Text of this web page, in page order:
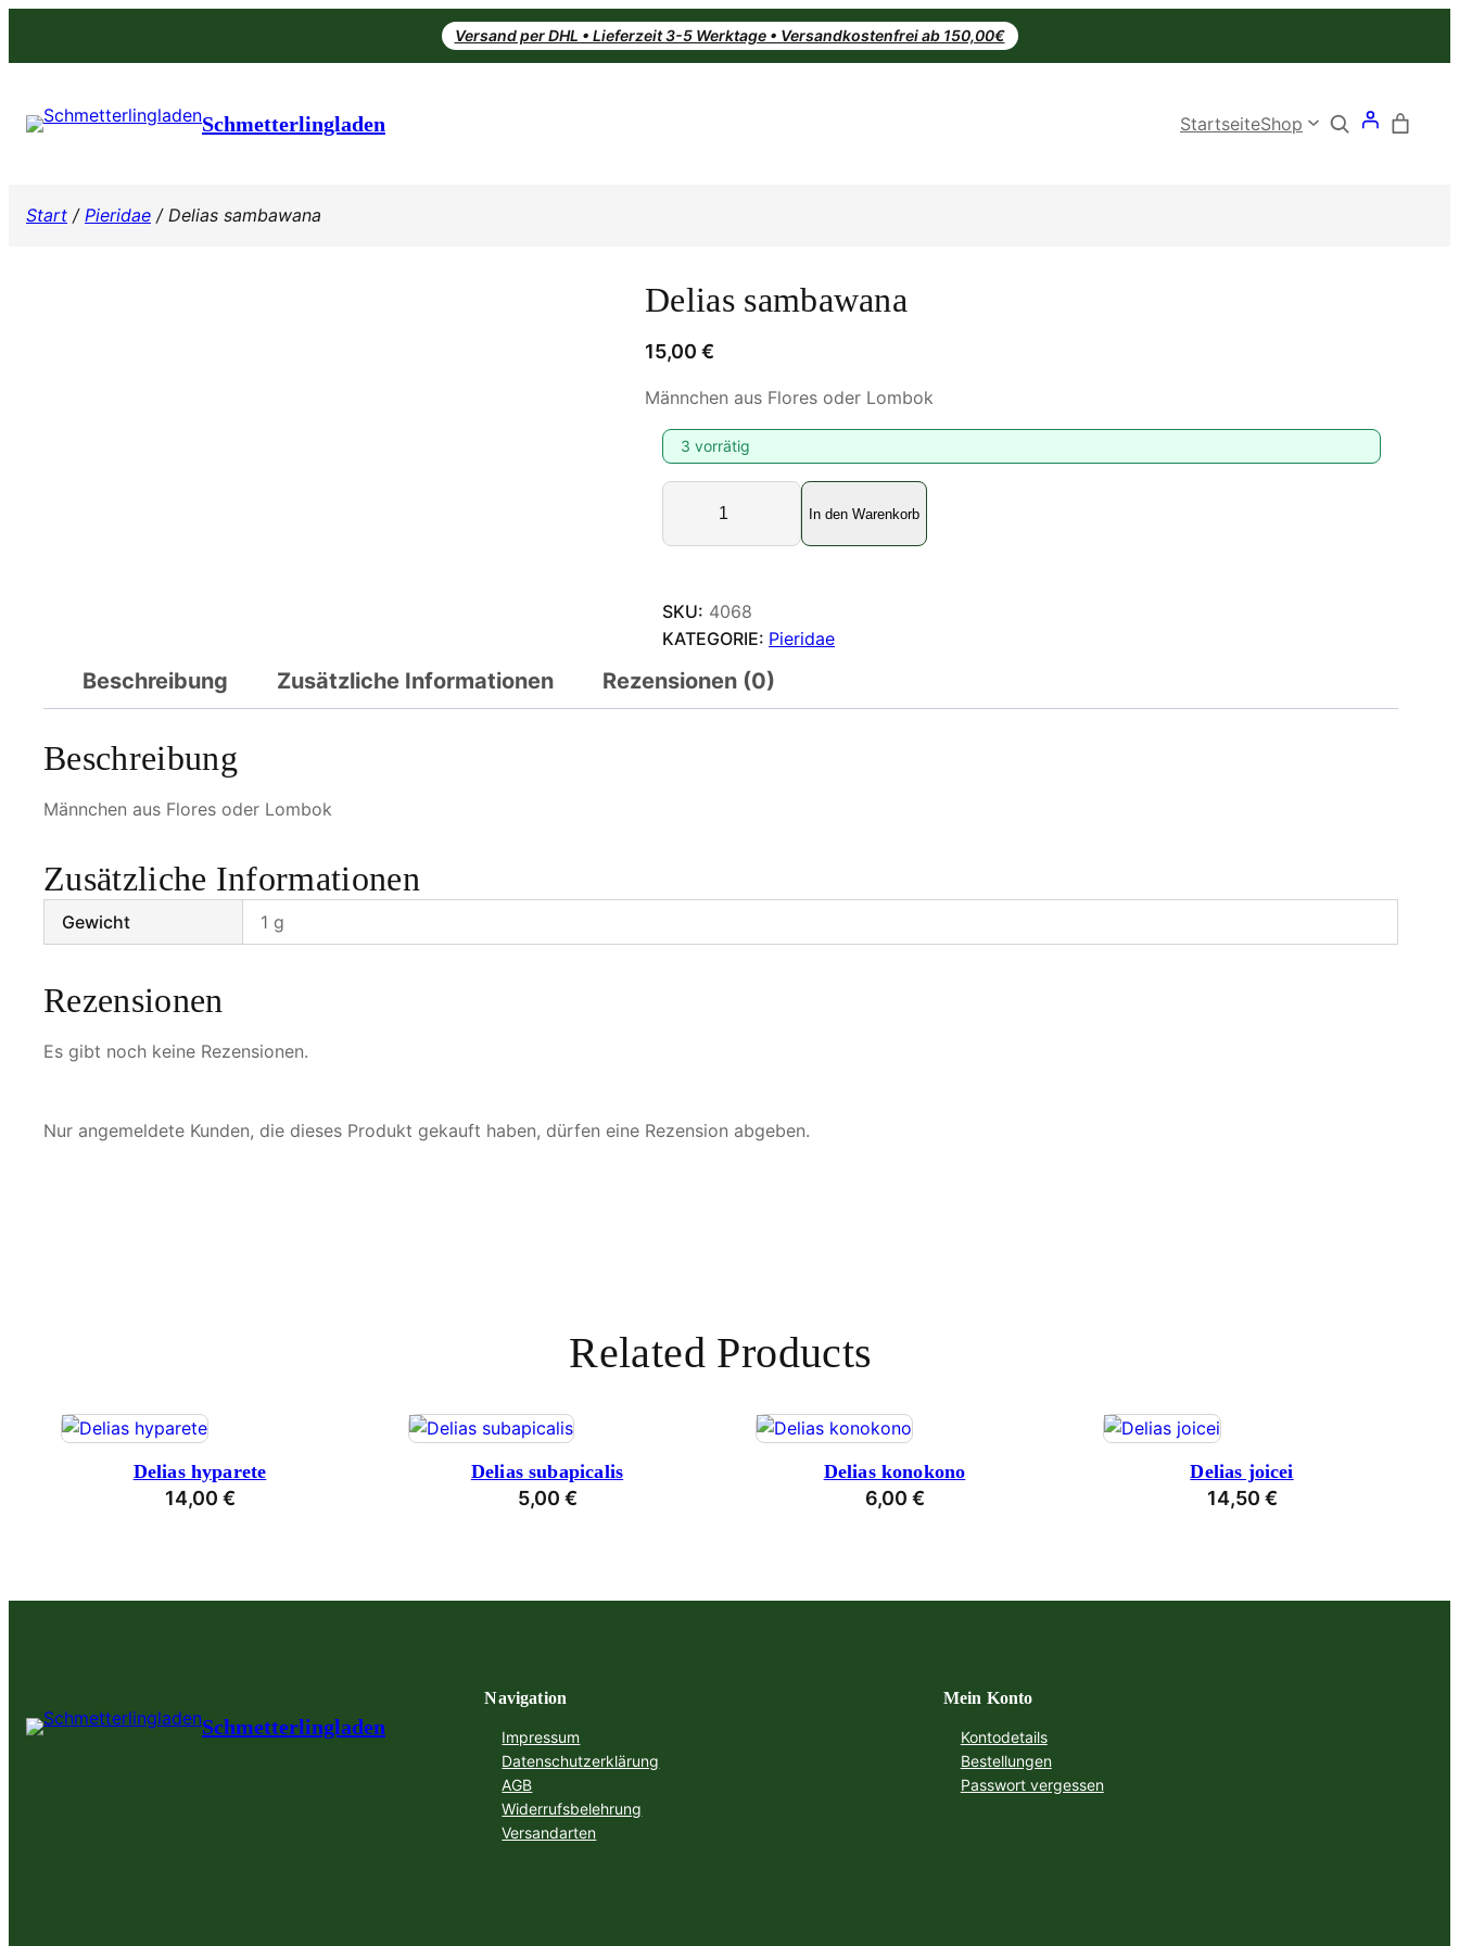
Versand per DHL • Lieferzeit 3-5 Werktage • Versandkostenfrei ab 150,00€
Schmetterlingladen StartseiteShop Search
Start / Pieridae / Delias sambawana
Delias sambawana
15,00 €
Männchen aus Flores oder Lombok
3 vorrätig
D
l
a
s
a
m
M
In den Warenkorb
SKU: 4068
KATEGORIE: Pieridae
Beschreibung Zusätzliche Informationen Rezensionen (0)
Beschreibung
Männchen aus Flores oder Lombok
Zusätzliche Informationen
Gewicht 1 g
Rezensionen
Es gibt noch keine Rezensionen.
Nur angemeldete Kunden, die dieses Produkt gekauft haben, dürfen eine Rezension abgeben.
Related Products
Delias hyparete
14,00 €
Delias subapicalis
5,00 €
Delias konokono
6,00 €
Delias joicei
14,50 €
Schmetterlingladen
Navigation
Impressum
Datenschutzerklärung
AGB
Widerrufsbelehrung
Versandarten
Mein Konto
Kontodetails
Bestellungen
Passwort vergessen